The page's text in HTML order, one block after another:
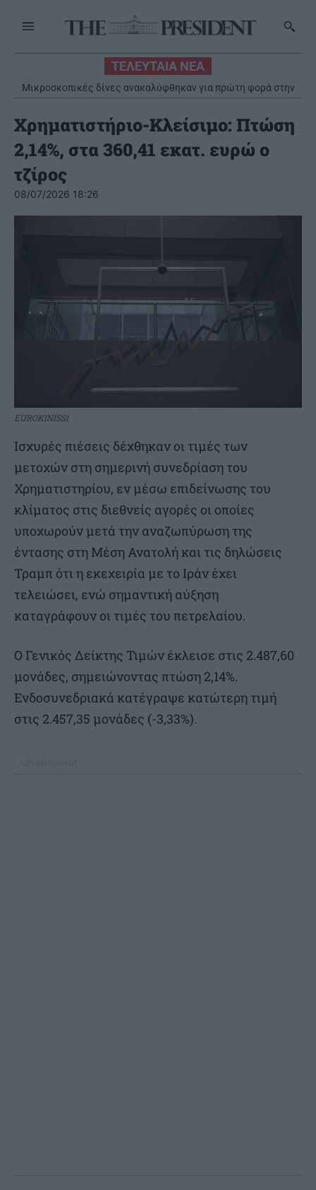
ΤΕΛΕΥΤΑΙΑ ΝΕΑ
Μικροσκοπικές δίνες ανακαλύφθηκαν για πρώτη φορά στην
επιφάνεια του Ήλιου
Χρηματιστήριο-Κλείσιμο: Πτώση
2,14%, στα 360,41 εκατ. ευρώ ο
τζίρος
08/07/2026 18:26
EUROKINISSI
Ισχυρές πιέσεις δέχθηκαν οι τιμές των
μετοχών στη σημερινή συνεδρίαση του
Χρηματιστηρίου, εν μέσω επιδείνωσης του
κλίματος στις διεθνείς αγορές οι οποίες
υποχωρούν μετά την αναζωπύρωση της
έντασης στη Μέση Ανατολή και τις δηλώσεις
Τραμπ ότι η εκεχειρία με το Ιράν έχει
τελειώσει, ενώ σημαντική αύξηση
καταγράφουν οι τιμές του πετρελαίου.
O Γενικός Δείκτης Τιμών έκλεισε στις 2.487,60
μονάδες, σημειώνοντας πτώση 2,14%.
Ενδοσυνεδριακά κατέγραψε κατώτερη τιμή
στις 2.457,35 μονάδες (-3,33%).